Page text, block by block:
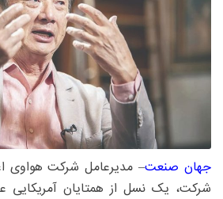
جهان صنعت– مدیرعامل شرکت هواوی
شرکت، یک نسل از همتایان